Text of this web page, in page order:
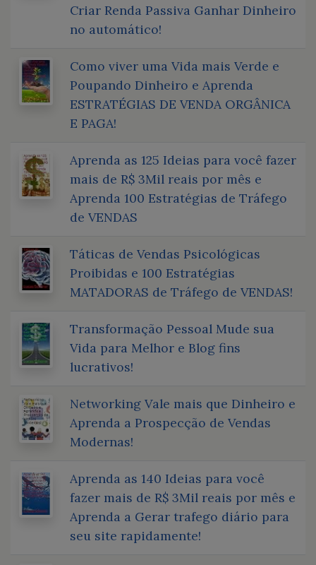
Criar Renda Passiva Ganhar Dinheiro
no automático!
Como viver uma Vida mais Verde e
Poupando Dinheiro e Aprenda
ESTRATÉGIAS DE VENDA ORGÂNICA
E PAGA!
Aprenda as 125 Ideias para você fazer
mais de R$ 3Mil reais por mês e
Aprenda 100 Estratégias de Tráfego
de VENDAS
Táticas de Vendas Psicológicas
Proibidas e 100 Estratégias
MATADORAS de Tráfego de VENDAS!
Transformação Pessoal Mude sua
Vida para Melhor e Blog fins
lucrativos!
Networking Vale mais que Dinheiro e
Aprenda a Prospecção de Vendas
Modernas!
Aprenda as 140 Ideias para você
fazer mais de R$ 3Mil reais por mês e
Aprenda a Gerar trafego diário para
seu site rapidamente!